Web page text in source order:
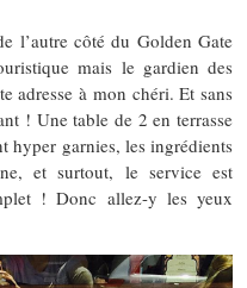
l’autre côté du Golden Gate
mais le gardien des
adresse à mon chéri. Et sans
! Une table de 2 en terrasse
hyper garnies, les ingrédients
et surtout, le service est
! Donc allez-y les yeux